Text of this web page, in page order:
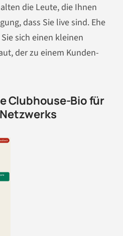
die Leute, die Ihnen
dass Sie live sind. Ehe
sich einen kleinen
der zu einem Kunden-
Clubhouse-Bio für